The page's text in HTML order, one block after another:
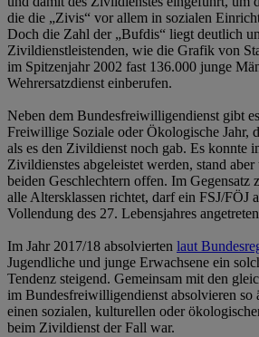
die die „Zivis“ vor allem in sozialen
Doch die Zahl der „Bufdis“ liegt deutlich
Zivildienstleistenden, wie die Grafik von
im Spitzenjahr 2002 fast 136.000 junge
Wehrersatzdienst einberufen.
Neben dem Bundesfreiwilligendienst gibt
Freiwillige Soziale oder Ökologische Jahr,
als es den Zivildienst noch gab. Es konnte
Zivildienstes abgeleistet werden, stand
beiden Geschlechtern offen. Im Gegensatz
alle Altersklassen richtet, darf ein FSJ/FÖJ
Vollendung des 27. Lebensjahres
Im Jahr 2017/18 absolvierten laut
Jugendliche und junge Erwachsene ein
Tendenz steigend. Gemeinsam mit den
im Bundesfreiwilligendienst absolvieren so
einen sozialen, kulturellen oder
beim Zivildienst der Fall war.